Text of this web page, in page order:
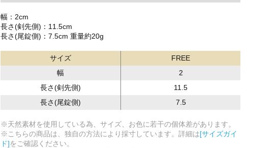
幅：2cm
長さ(剣先側)：11.5cm
長さ(尾錠側)：7.5cm 重量約20g
サイズ
FREE
幅
2
長さ(剣先側)
11.5
長さ(尾錠側)
7.5
※天然素材を使用している為、サイズ、お色に若干の個体差があります。
※こちらの商品は、独自の方法により採寸しています。詳細は[サイズガイ
ド]をご確認ください。